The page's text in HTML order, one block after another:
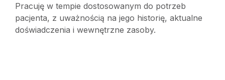
Pracuję w tempie dostosowanym do potrzeb
pacjenta, z uważnością na jego historię, aktualne
doświadczenia i wewnętrzne zasoby.